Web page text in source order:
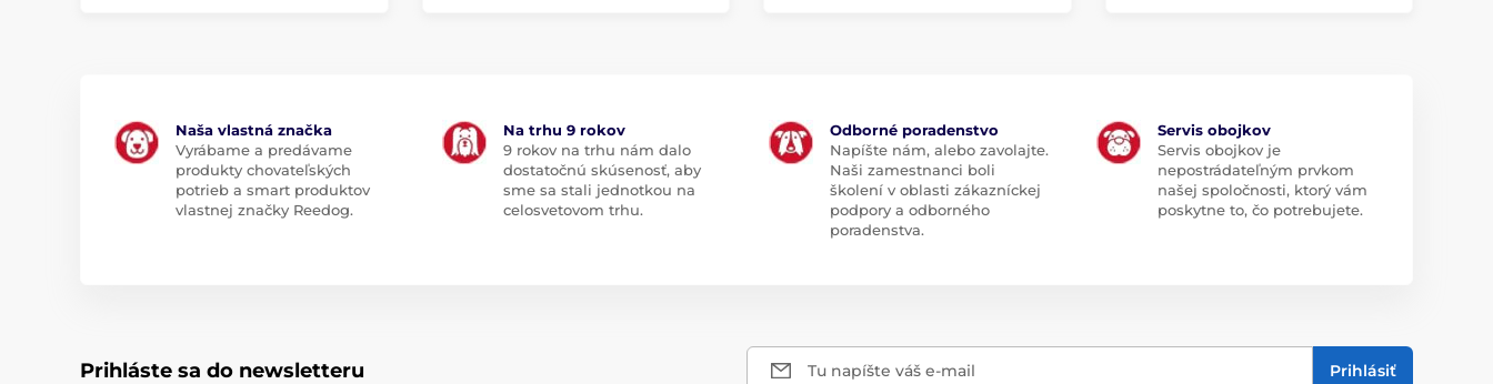
Naša vlastná značka
Vyrábame a predávame
produkty chovateľských
potrieb a smart produktov
vlastnej značky Reedog.
Na trhu 9 rokov
9 rokov na trhu nám dalo
dostatočnú skúsenosť, aby
sme sa stali jednotkou na
celosvetovom trhu.
Odborné poradenstvo
Napíšte nám, alebo zavolajte.
Naši zamestnanci boli
školení v oblasti zákazníckej
podpory a odborného
poradenstva.
Servis obojkov
Servis obojkov je
nepostrádateľným prvkom
našej spoločnosti, ktorý vám
poskytne to, čo potrebujete.
Prihláste sa do newsletteru Tu napíšte váš e-mail Prihlásiť